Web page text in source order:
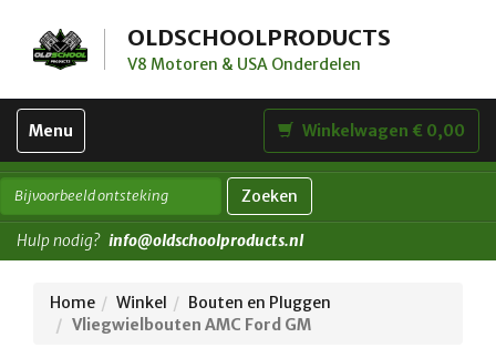
OLDSCHOOLPRODUCTS
V8 Motoren & USA Onderdelen
Toggle
navigation
Menu Winkelwagen € 0,00
Zoeken
Hulp nodig? info@oldschoolproducts.nl
Home Winkel
Bouten en Pluggen
Vliegwielbouten AMC Ford GM